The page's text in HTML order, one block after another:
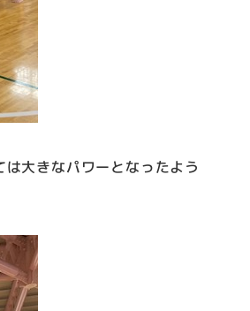
大きなパワーとなったよう